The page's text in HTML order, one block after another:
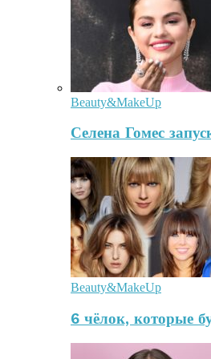
Beauty&MakeUp
Селена Гомес
Beauty&MakeUp
6 чёлок, которые